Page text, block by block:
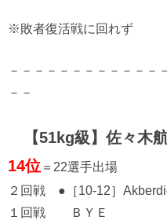
※敗者復活戦に回れず
－－－－－－－－－－－－
－－
【51kg級】佐々木
14位 ＝22選手出場
２回戦 ●［10-12］
１回戦 ＢＹＥ